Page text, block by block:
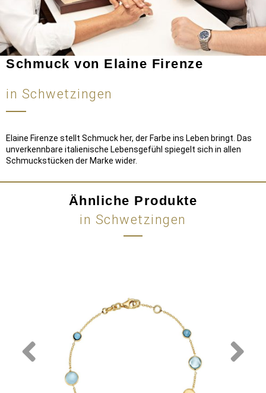
Schmuck von Elaine Firenze
in Schwetzingen
Elaine Firenze stellt Schmuck her, der Farbe ins Leben bringt. Das
unverkennbare italienische Lebensgefühl spiegelt sich in allen
Schmuckstücken der Marke wider.
Ähnliche Produkte
in Schwetzingen